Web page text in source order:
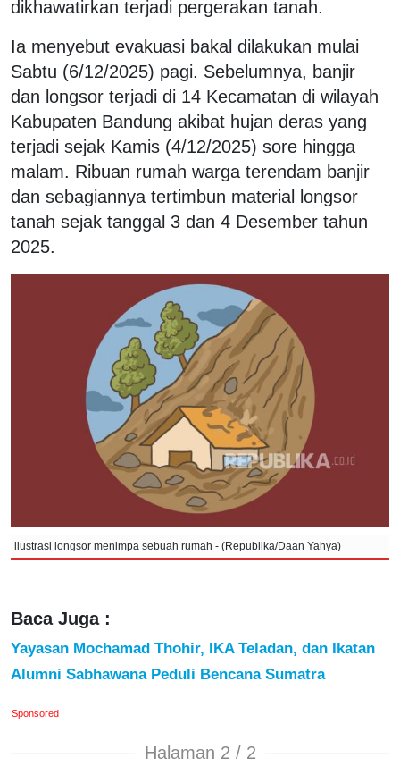
dikhawatirkan terjadi pergerakan tanah.
Ia menyebut evakuasi bakal dilakukan mulai
Sabtu (6/12/2025) pagi. Sebelumnya, banjir
dan longsor terjadi di 14 Kecamatan di wilayah
Kabupaten Bandung akibat hujan deras yang
terjadi sejak Kamis (4/12/2025) sore hingga
malam. Ribuan rumah warga terendam banjir
dan sebagiannya tertimbun material longsor
tanah sejak tanggal 3 dan 4 Desember tahun
2025.
ilustrasi longsor menimpa sebuah rumah - (Republika/Daan Yahya)
Baca Juga :
Yayasan Mochamad Thohir, IKA Teladan, dan Ikatan
Alumni Sabhawana Peduli Bencana Sumatra
Sponsored
Halaman 2 / 2